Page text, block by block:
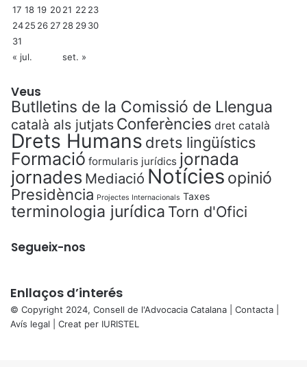
17 18 19 2021 22 23
2425 26 27 28 2930
31
« jul.
set. »
Veus
Butlletins de la Comissió de Llengua
català als jutjats Conferències dret català
Drets Humans drets lingüístics
Formació formularis jurídics jornada
jornades Mediació Notícies opinió
Presidència Projectes Internacionals Taxes
terminologia jurídica Torn d'Ofici
Segueix-nos
Enllaços d’interés
© Copyright 2024, Consell de l'Advocacia Catalana | Contacta
Avís legal | Creat per IURISTEL